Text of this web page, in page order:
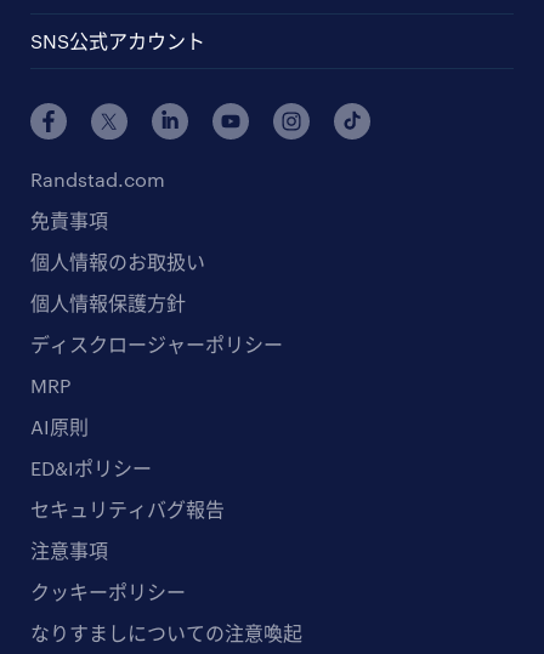
SNS公式アカウント
Randstad.com
免責事項
個人情報のお取扱い
個人情報保護方針
ディスクロージャーポリシー
MRP
AI原則
ED&Iポリシー
セキュリティバグ報告
注意事項
クッキーポリシー
なりすましについての注意喚起